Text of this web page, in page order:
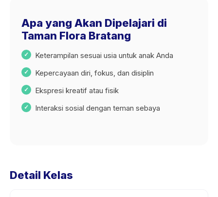
Apa yang Akan Dipelajari di
Taman Flora Bratang
Keterampilan sesuai usia untuk anak Anda
Kepercayaan diri, fokus, dan disiplin
Ekspresi kreatif atau fisik
Interaksi sosial dengan teman sebaya
Detail Kelas